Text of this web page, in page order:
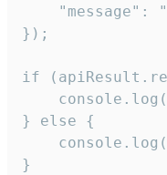
"message":
});
if
} else {
}